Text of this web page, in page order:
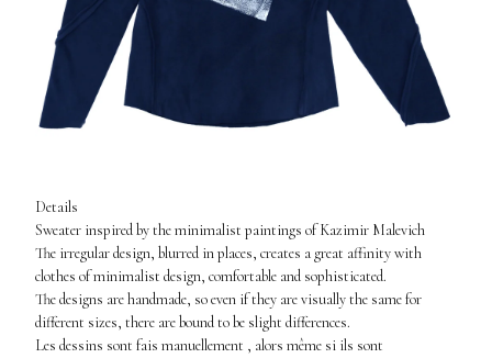
Details
Sweater inspired by the minimalist paintings of Kazimir Malevich
The irregular design, blurred in places, creates a great affinity with
clothes of minimalist design, comfortable and sophisticated.
The designs are handmade, so even if they are visually the same for
different sizes, there are bound to be slight differences.
Les dessins sont fais manuellement , alors même si ils sont